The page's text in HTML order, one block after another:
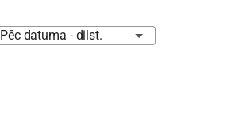
Nav izvēlēts
Pēc datuma - dilst.